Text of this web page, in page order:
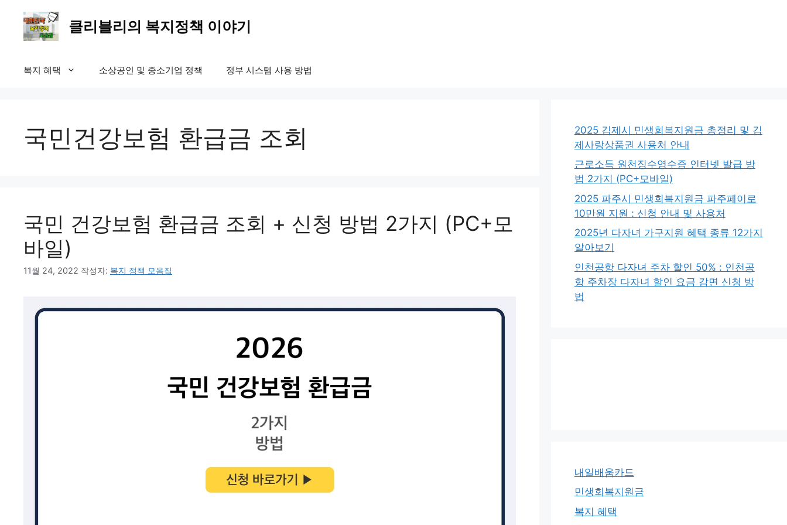
클리블리의 복지정책 이야기
복지 혜택 소상공인 및 중소기업 정책 정부 시스템 사용 방법
국민건강보험 환급금 조회
국민 건강보험 환급금 조회 + 신청 방법 2가지 (PC+모
바일)
11월 24, 2022 작성자: 복지 정책 모음집
2025 김제시 민생회복지원금 총정리 및 김
제사랑상품권 사용처 안내
근로소득 원천징수영수증 인터넷 발급 방
법 2가지 (PC+모바일)
2025 파주시 민생회복지원금 파주페이로
10만원 지원 : 신청 안내 및 사용처
2025년 다자녀 가구지원 혜택 종류 12가지
알아보기
인천공항 다자녀 주차 할인 50% : 인천공
항 주차장 다자녀 할인 요금 감면 신청 방
법
내일배움카드
민생회복지원금
복지 혜택